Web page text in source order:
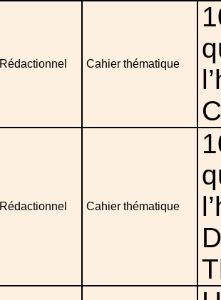
Rédactionnel Cahier thématique
Rédactionnel Cahier thématique